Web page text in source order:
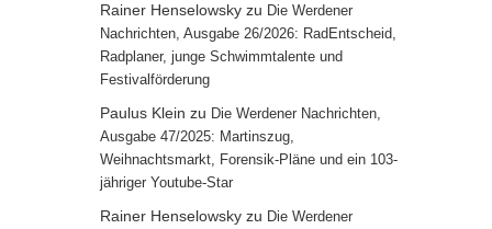
Rainer Henselowsky zu Die Werdener
Nachrichten, Ausgabe 26/2026: RadEntscheid,
Radplaner, junge Schwimmtalente und
Festivalförderung
Paulus Klein zu Die Werdener Nachrichten,
Ausgabe 47/2025: Martinszug,
Weihnachtsmarkt, Forensik-Pläne und ein 103-
jähriger Youtube-Star
Rainer Henselowsky zu Die Werdener